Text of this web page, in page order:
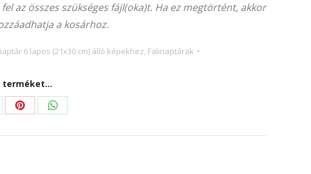
az összes szükséges fájl(oka)t. Ha ez megtörtént, akkor
a kosárhoz.
6 lapos (21x30 cm) álló képekhez, Falinaptárak
terméket...
Share
on
Share
on